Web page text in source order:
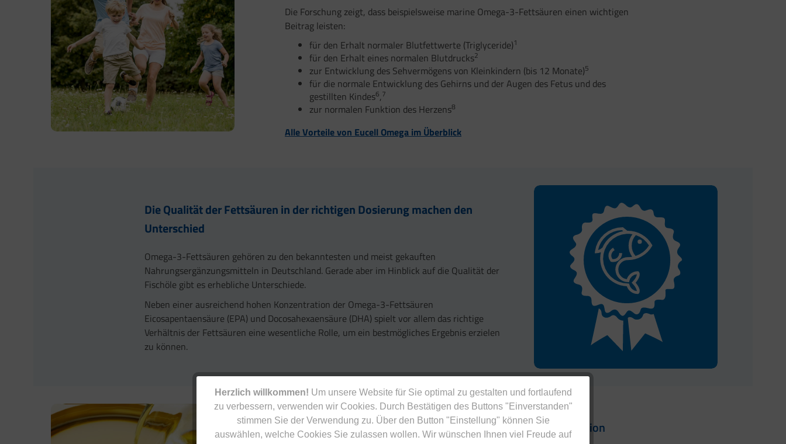
Herzlich willkommen! Um unsere Website für Sie optimal zu gestalten und fortlaufend
zu verbessern, verwenden wir Cookies. Durch Bestätigen des Buttons "Einverstanden"
stimmen Sie der Verwendung zu. Über den Button "Einstellung" können Sie
auswählen, welche Cookies Sie zulassen wollen. Wir wünschen Ihnen viel Freude auf
Die Forschung zeigt, dass beispielsweise marine Omega-3-Fettsäuren einen wichtigen
Beitrag leisten:
für den Erhalt normaler Blutfettwerte (Triglyceride)1
für den Erhalt eines normalen Blutdrucks2
zur Entwicklung des Sehvermögens von Kleinkindern (bis 12 Monate)5
für die normale Entwicklung des Gehirns und der Augen des Fetus und des
gestillten Kindes6,7
zur normalen Funktion des Herzens8
Alle Vorteile von Eucell Omega im Überblick
Die Qualität der Fettsäuren in der richtigen Dosierung machen den
Unterschied
Omega-3-Fettsäuren gehören zu den bekanntesten und meist gekauften
Nahrungsergänzungsmitteln in Deutschland. Gerade aber im Hinblick auf die Qualität der
Fischöle gibt es erhebliche Unterschiede.
Neben einer ausreichend hohen Konzentration der Omega-3-Fettsäuren
Eicosapentaensäure (EPA) und Docosahexaensäure (DHA) spielt vor allem das richtige
Verhältnis der Fettsäuren eine wesentliche Rolle, um ein bestmögliches Ergebnis erzielen
zu können.
Nutzen Sie EPA und DHA in höchster Reinheit und Konzentration